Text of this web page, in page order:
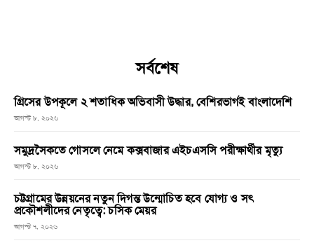
সর্বশেষ
গ্রিসের উপকূলে ২ শতাধিক অভিবাসী উদ্ধার, বেশিরভাগই বাংলাদেশি
আগস্ট ৮, ২০২৬
সমুদ্রসৈকতে গোসলে নেমে কক্সবাজার এইচএসসি পরীক্ষার্থীর মৃত্যু
আগস্ট ৮, ২০২৬
চট্টগ্রামের উন্নয়নের নতুন দিগন্ত উন্মোচিত হবে যোগ্য ও সৎ
প্রকৌশলীদের নেতৃত্বে: চসিক মেয়র
আগস্ট ৭, ২০২৬